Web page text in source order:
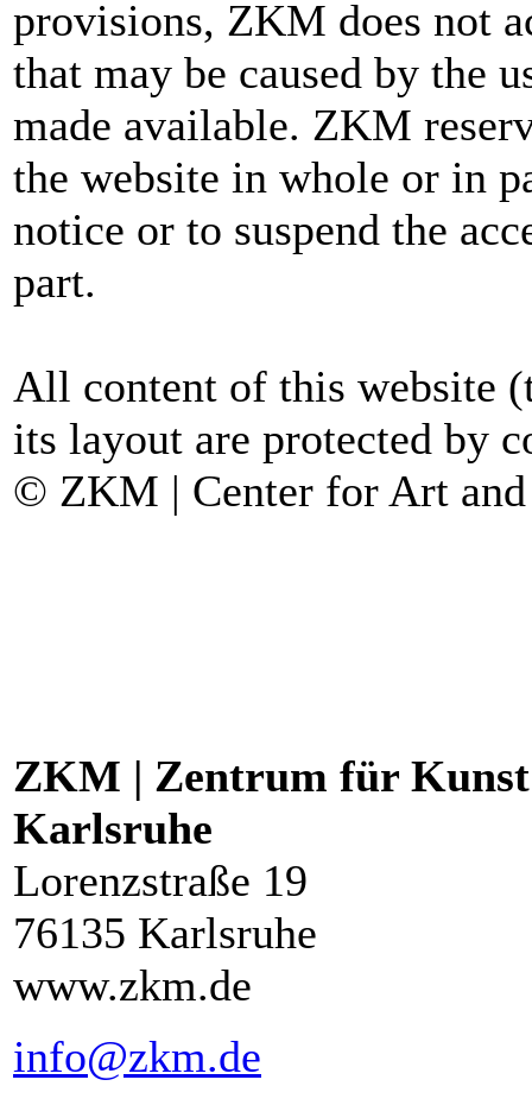
provisions, ZKM does not
that may be caused by the
made available. ZKM
the website in whole or in
notice or to suspend the
part.
All content of this website
its layout are protected by
© ZKM | Center for Art
ZKM | Zentrum für
Karlsruhe
Lorenzstraße 19
76135 Karlsruhe
www.zkm.de
info@zkm.de